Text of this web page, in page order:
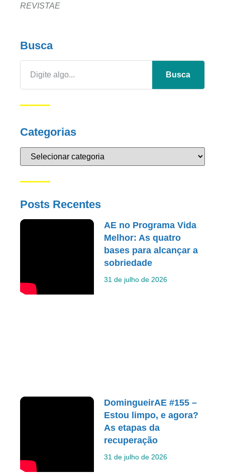
REVISTAE
Busca
Busca
Categorias
Posts Recentes
AE no Programa Vida
Melhor: As quatro
bases para alcançar a
sobriedade
31 de julho de 2026
DomingueirAE #155 –
Estou limpo, e agora?
As etapas da
recuperação
31 de julho de 2026